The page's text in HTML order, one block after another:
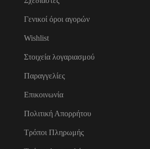
Γενικοί όροι αγορών
Wishlist
Στοιχεία λογαριασμού
Παραγγελίες
Επικοινωνία
Πολιτική Απορρήτου
Τρόποι Πληρωμής